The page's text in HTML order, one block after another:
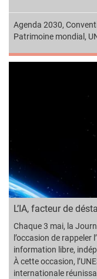
Agenda 2030,
Patrimoine mondial ,
L’IA, facteur de
Chaque 3 mai, la
l’occasion de rappeler
information libre,
À cette occasion,
internationale